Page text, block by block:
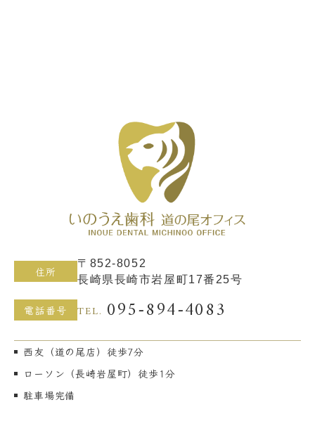
住所
〒852-8052
長崎県長崎市岩屋町17番25号
電話番号 TEL. 095-894-4083
西友（道の尾店）徒歩7分
ローソン（長崎岩屋町）徒歩1分
駐車場完備